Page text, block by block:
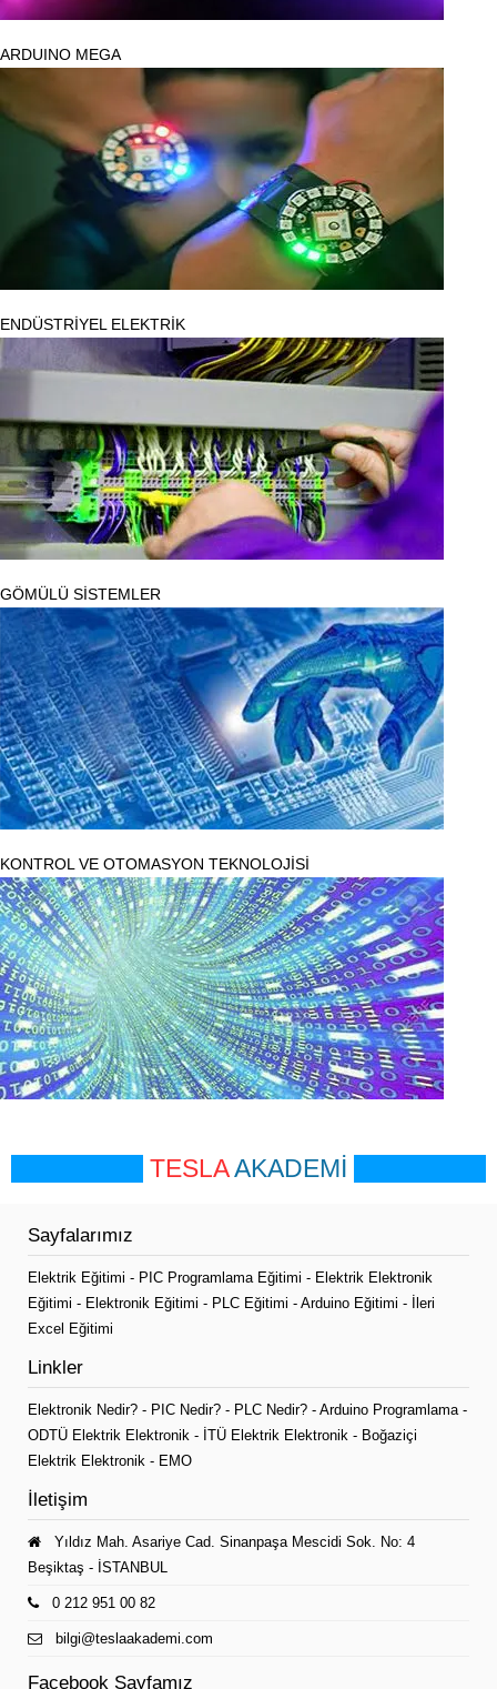
ARDUINO MEGA
ENDÜSTRİYEL ELEKTRİK
GÖMÜLÜ SİSTEMLER
KONTROL VE OTOMASYON TEKNOLOJİSİ
TESLAAKADEMİ
Sayfalarımız
Elektrik Eğitimi - PIC Programlama Eğitimi - Elektrik Elektronik
Eğitimi - Elektronik Eğitimi - PLC Eğitimi - Arduino Eğitimi -
İleri
Excel Eğitimi
Linkler
Elektronik Nedir? - PIC Nedir? - PLC Nedir? - Arduino Programlama-
ODTÜ Elektrik Elektronik - İTÜ Elektrik Elektronik - Boğaziçi
Elektrik Elektronik - EMO
İletişim
Yıldız Mah. Asariye Cad. Sinanpaşa Mescidi Sok. No: 4
Beşiktaş - İSTANBUL
0 212 951 00 82
bilgi@teslaakademi.com
Facebook Sayfamız